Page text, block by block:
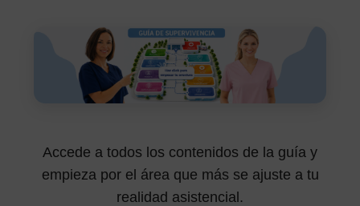
Accede a todos los contenidos de la guía y
empieza por el área que más se ajuste a tu
realidad asistencial.